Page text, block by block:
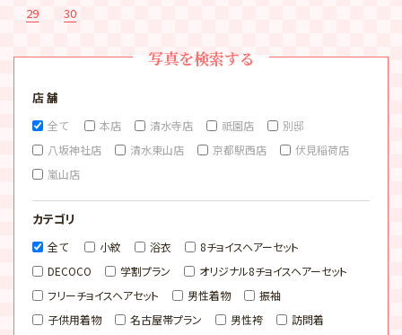
29 30
写真を検索する
店 舗
全て 本店 清水寺店 祇園店
別邸
八坂神社店
清水東山店 京都駅西店
伏見稲荷店
嵐山店
カテゴリ
全て 小紋 浴衣
8チョイスヘアーセット
DECOCO
学割プラン
オリジナル8チョイスヘアーセット
フリーチョイスヘアセット
男性着物
振袖
子供用着物
名古屋帯プラン 男性袴
訪問着